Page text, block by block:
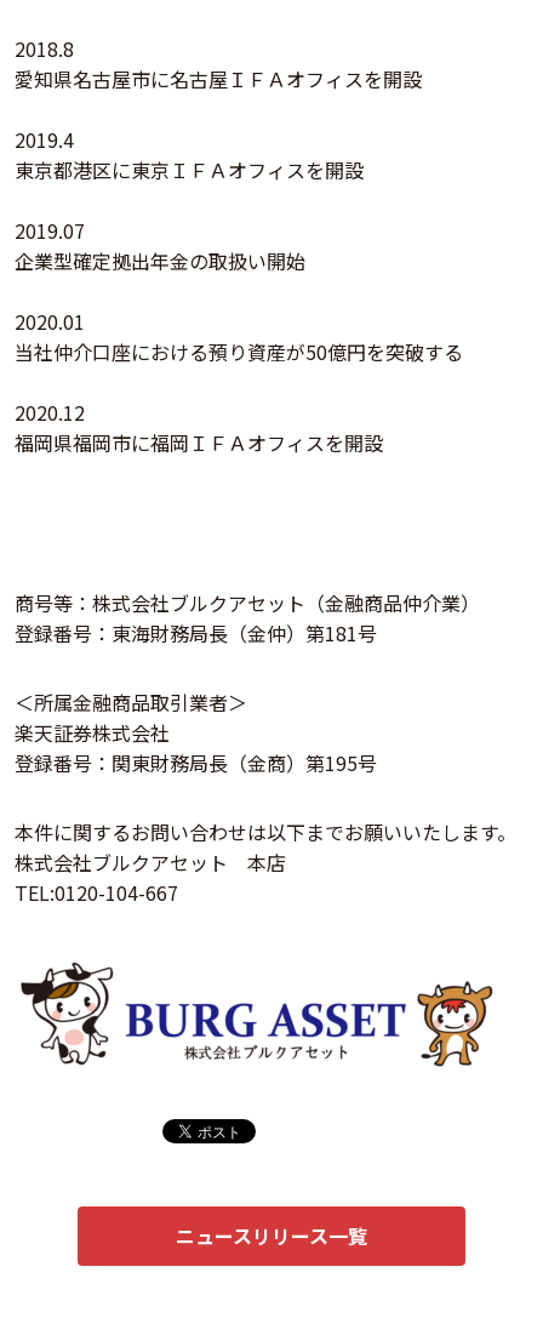
2018.8
愛知県名古屋市に名古屋ＩＦＡオフィスを開設
2019.4
東京都港区に東京ＩＦＡオフィスを開設
2019.07
企業型確定拠出年金の取扱い開始
2020.01
当社仲介口座における預り資産が50億円を突破する
2020.12
福岡県福岡市に福岡ＩＦＡオフィスを開設
商号等：株式会社ブルクアセット（金融商品仲介業）
登録番号：東海財務局長（金仲）第181号
＜所属金融商品取引業者＞
楽天証券株式会社
登録番号：関東財務局長（金商）第195号
本件に関するお問い合わせは以下までお願いいたします。
株式会社ブルクアセット 本店
TEL:0120-104-667
ニュースリリース一覧